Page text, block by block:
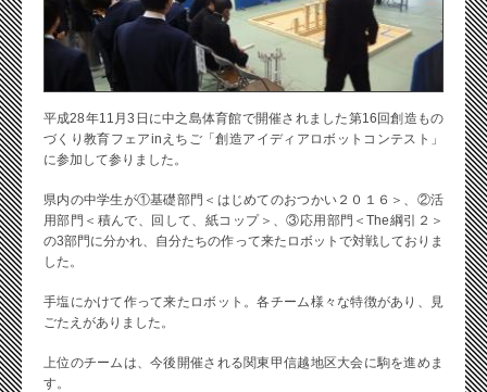
平成28年11月3日に中之島体育館で開催されました第16回創造もの
づくり教育フェアinえちご「創造アイディアロボットコンテスト」
に参加して参りました。
県内の中学生が①基礎部門＜はじめてのおつかい２０１６＞、②活
用部門＜積んで、回して、紙コップ＞、③応用部門＜The綱引２＞
の3部門に分かれ、自分たちの作って来たロボットで対戦しておりま
した。
手塩にかけて作って来たロボット。各チーム様々な特徴があり、見
ごたえがありました。
上位のチームは、今後開催される関東甲信越地区大会に駒を進めま
す。